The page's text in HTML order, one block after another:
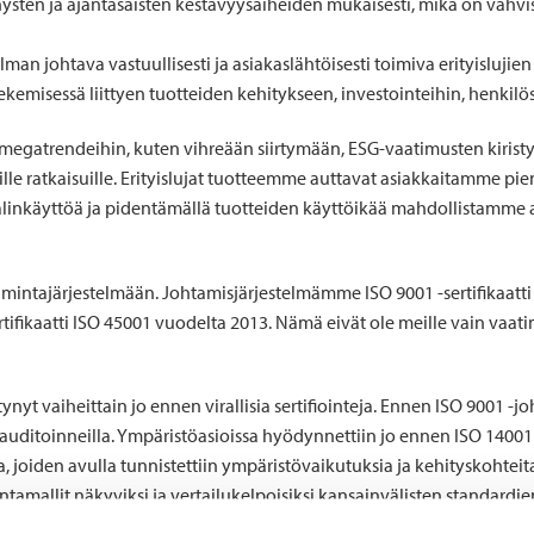
johtava vastuullisesti ja asiakaslähtöisesti toimiva
liittyen tuotteiden kehitykseen, investointeihin,
kuten vihreään siirtymään, ESG-vaatimusten
ratkaisuille. Erityislujat tuotteemme auttavat asiakkaitamme
ja pidentämällä tuotteiden käyttöikää mahdollistamme
Johtamisjärjestelmämme ISO 9001 -
ISO 45001 vuodelta 2013. Nämä eivät ole meille vain
vaiheittain jo ennen virallisia sertifiointeja. Ennen ISO 9001 -
Ympäristöasioissa hyödynnettiin jo ennen ISO
joiden avulla tunnistettiin ympäristövaikutuksia ja
näkyviksi ja vertailukelpoisiksi kansainvälisten